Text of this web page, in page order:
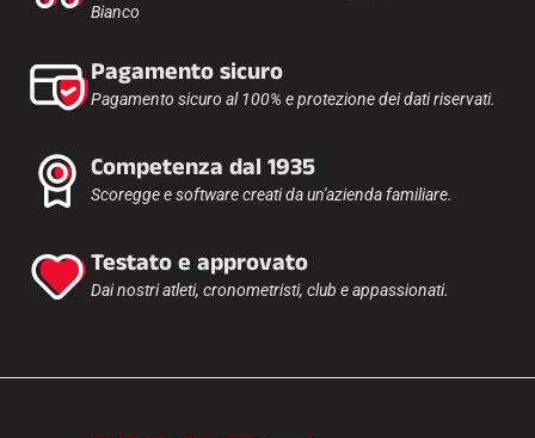
Bianco
Pagamento sicuro
Pagamento sicuro al 100% e protezione dei dati riservati.
Competenza dal 1935
Scoregge e software creati da un'azienda familiare.
Testato e approvato
Dai nostri atleti, cronometristi, club e appassionati.